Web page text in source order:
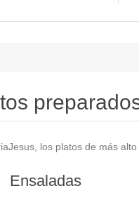
los platos de más
Ensaladas